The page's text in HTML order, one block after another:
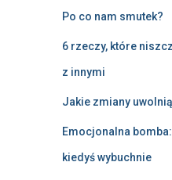
Po co nam smutek?
6 rzeczy, które
z innymi
Jakie zmiany
Emocjonalna
kiedyś wybuchnie